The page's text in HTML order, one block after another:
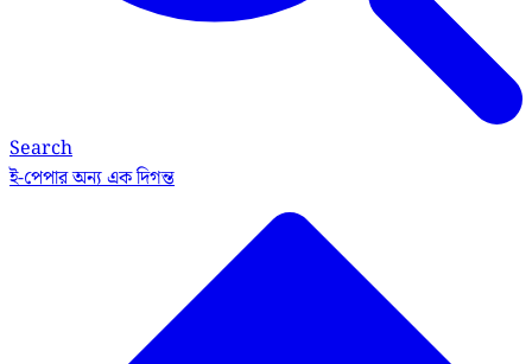
Search
ই-পেপারঅন্য এক দিগন্ত